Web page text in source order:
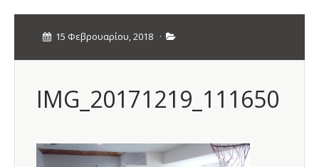
15 Φεβρουαρίου, 2018 ·
IMG_20171219_111650